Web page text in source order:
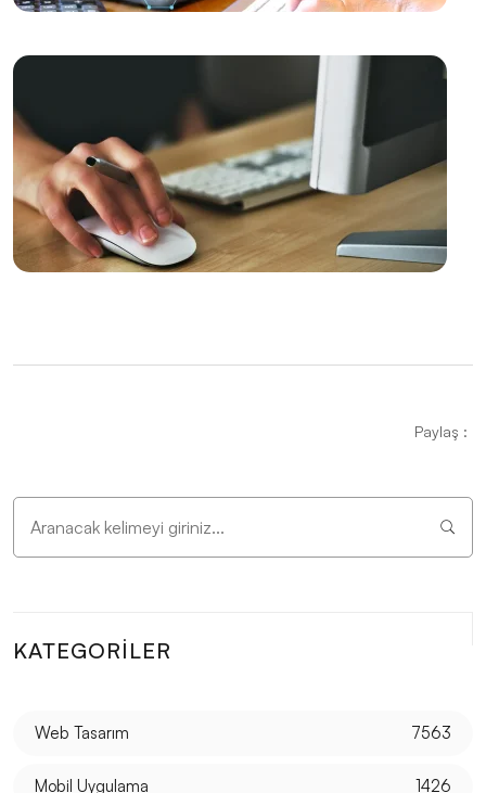
Marka İmajı Oluşturmanın Anahtarı
Kariyer Koçu Web Sitesi Tasarımı: Başarılı Bir İmaj
Oluşturmanın Anahtarı
Eğitimci Web Sitesi Tasarımı: Profesyonel ve Etkili
Çözümler
Sigorta Acentesi Web Sitesi Tasarımı: Profesyonel ve
Bir Dijital Kimlik Oluşturmanın Püf Noktaları
Otel Sahibi Web Sitesi Tasarımı: Profesyonel ve Etkili
Fotoğrafçı Web Sitesi Tasarımı: Profesyonel
Görünümün Sırları
Çözümler
Paylaş :
KATEGORILER
Web Tasarım 7563
Mobil Uygulama 1426